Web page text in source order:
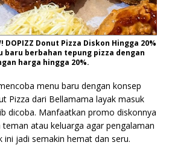
DOPIZZ Donut Pizza Diskon Hingga 20%
baru berbahan tepung pizza dengan
harga hingga 20%.
menu baru dengan konsep
Pizza dari Bellamama layak masuk
dicoba. Manfaatkan promo diskonnya
atau keluarga agar pengalaman
ini jadi semakin hemat dan seru.